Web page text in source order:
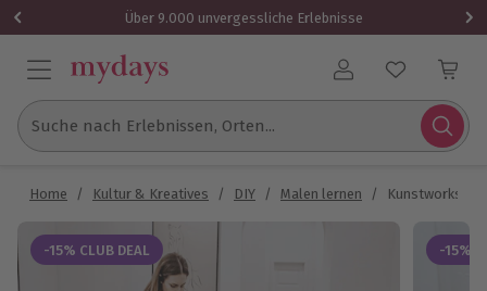
Über 9.000 unvergessliche Erlebnisse
Benutzerkonto
Suche nach Erlebnissen, Orten...
Home / Kultur & Kreatives / DIY / Malen lernen /
-15% CLUB DEAL -15%